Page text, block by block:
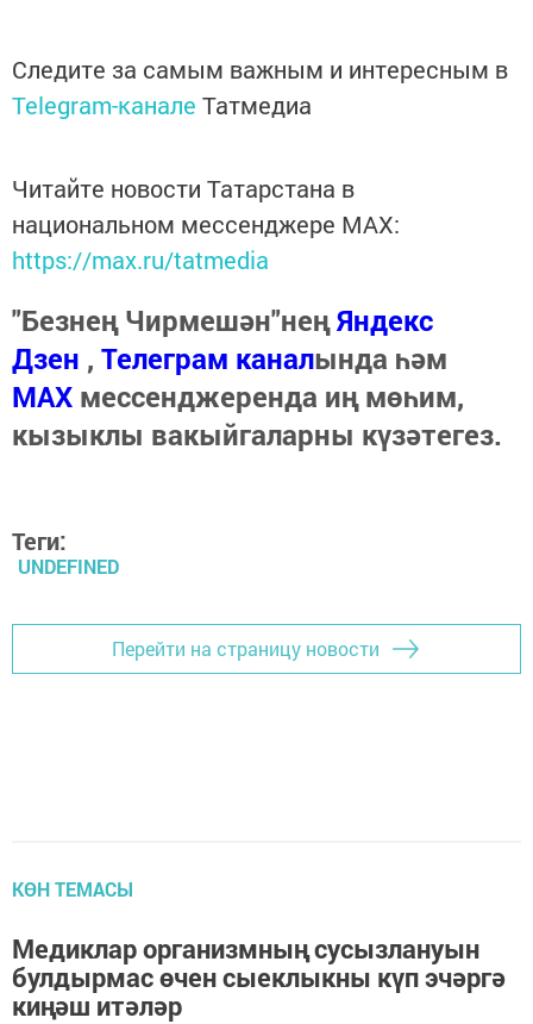
Следите за самым важным и интересным в
Telegram-канале Татмедиа
Читайте новости Татарстана в
национальном мессенджере MАХ:
https://max.ru/tatmedia
"Безнең Чирмешән"неңЯндекс
Дзен , Телеграм каналында һәм
МАХ мессенджеренда иң мөһим,
кызыклы вакыйгаларны күзәтегез.
Теги:
UNDEFINED
Перейти на страницу новости
КӨН ТЕМАСЫ
Медиклар организмның сусызлануын
булдырмас өчен сыеклыкны күп эчәргә
киңәш итәләр